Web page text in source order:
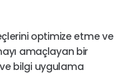
optimize etme ve
amaçlayan bir
bilgi uygulama